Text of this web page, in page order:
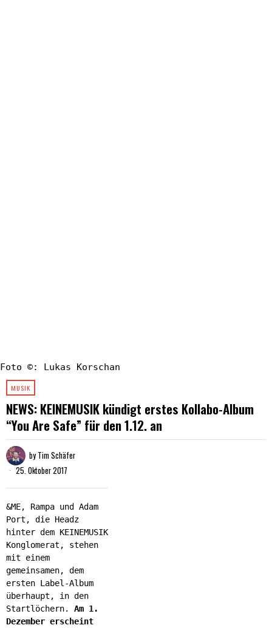
Foto ©: Lukas Korschan
MUSIK
NEWS: KEINEMUSIK kündigt erstes Kollabo-Album
“You Are Safe” für den 1.12. an
byTim Schäfer
25. Oktober 2017
&ME, Rampa und Adam
Port, die Headz
hinter dem KEINEMUSIK
Konglomerat, stehen
mit einem
gemeinsamen, dem
ersten Label-Album
überhaupt, in den
Startlöchern. Am 1.
Dezember erscheint